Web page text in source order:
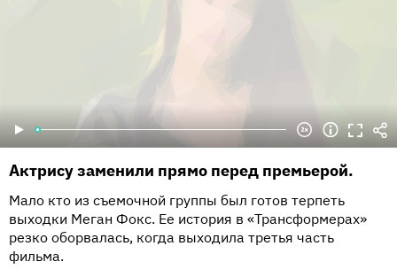
Актрису заменили прямо перед премьерой.
Мало кто из съемочной группы был готов терпеть
выходки Меган Фокс. Ее история в «Трансформерах»
резко оборвалась, когда выходила третья часть
фильма.